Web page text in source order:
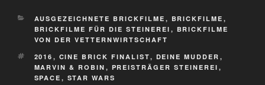
KATEGORIEN
AUSGEZEICHNETE BRICKFILME , BRICKFILME ,
BRICKFILME FÜR DIE STEINEREI , BRICKFILME
VON DER VETTERNWIRTSCHAFT
SCHLAGWÖRTER
2016 , CINE BRICK FINALIST, DEINE MUDDER ,
MARVIN & ROBIN , PREISTRÄGER STEINEREI ,
SPACE , STAR WARS